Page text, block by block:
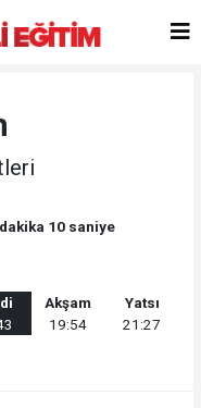
10 saniye
Akşam
19:54
Yatsı
21:27